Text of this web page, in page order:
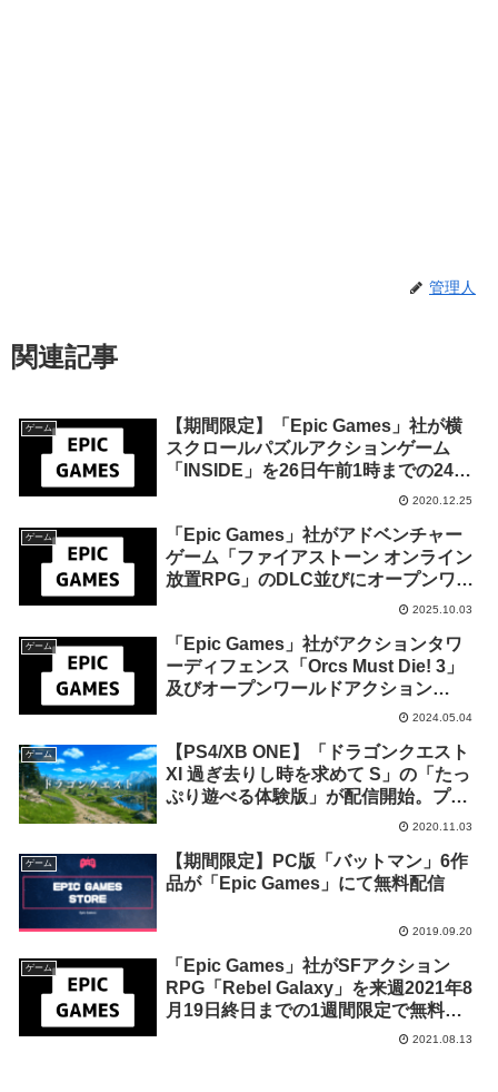
管理人
関連記事
ゲーム
【期間限定】「Epic Games」社が横
スクロールパズルアクションゲーム
「INSIDE」を26日午前1時までの24時
2020.12.25
ゲーム
「Epic Games」社がアドベンチャー
ゲーム「ファイアストーン オンライン
放置RPG」のDLC並びにオープンワー
ルドアクション「Nightingale」を来週
配布を開始！
2025.10.03
ゲーム
「Epic Games」社がアクションタワ
ーディフェンス「Orcs Must Die! 3」
及びオープンワールドアクション
RPG「キャットクエスト2」を来週
料配布を開始！
2024.05.04
ゲーム
【PS4/XB ONE】「ドラゴンクエスト
XI 過ぎ去りし時を求めて S」の「たっ
ぷり遊べる体験版」が配信開始。プレ
2020.11.03
ゲーム
【期間限定】PC版「バットマン」6作
品が「Epic Games」にて無料配信
2019.09.20
ゲーム
「Epic Games」社がSFアクション
RPG「Rebel Galaxy」を来週2021年8
月19日終日までの1週間限定で無料配
2021.08.13